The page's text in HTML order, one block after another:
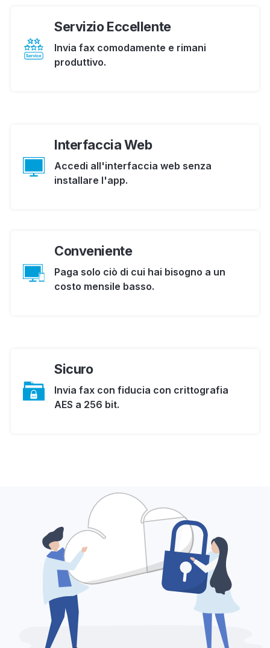
Servizio Eccellente
Invia fax comodamente e rimani
produttivo.
Interfaccia Web
Accedi all'interfaccia web senza
installare l'app.
Conveniente
Paga solo ciò di cui hai bisogno a un
costo mensile basso.
Sicuro
Invia fax con fiducia con crittografia
AES a 256 bit.